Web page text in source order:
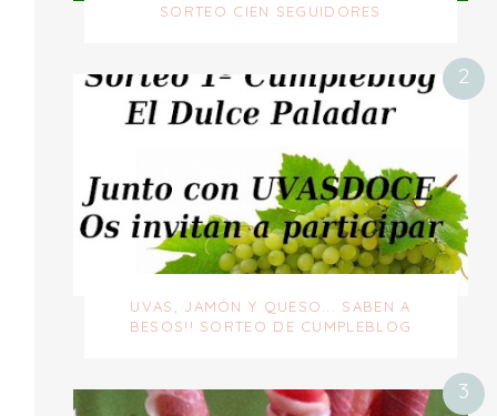
SORTEO CIEN SEGUIDORES
UVAS, JAMÓN Y QUESO... SABEN A
BESOS!! SORTEO DE CUMPLEBLOG